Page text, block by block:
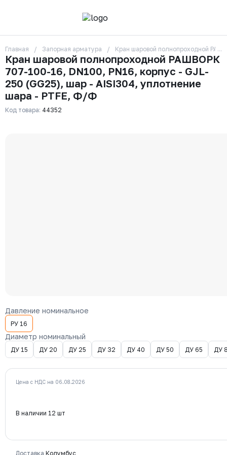
О компании
Контакты
Бренды
Отзывы
Сотрудники
Вакансии
Доставка
Главная Запорная арматура Кран шаровой полнопроходной
Кран шаровой полнопроходной РАШВОРК
707-100-16, DN100, PN16, корпус - GJL-
250 (GG25), шар - AISI304, уплотнение
шара - PTFE, Ф/Ф
Код товара: 44352
Давление номинальное
РУ 16
Диаметр номинальный
ДУ 15 ДУ 20 ДУ 25 ДУ 32 ДУ 40 ДУ 50 ДУ 65 ДУ
Цена с НДС на 06.08.2026
В наличии 12 шт
Доставка Колумбус